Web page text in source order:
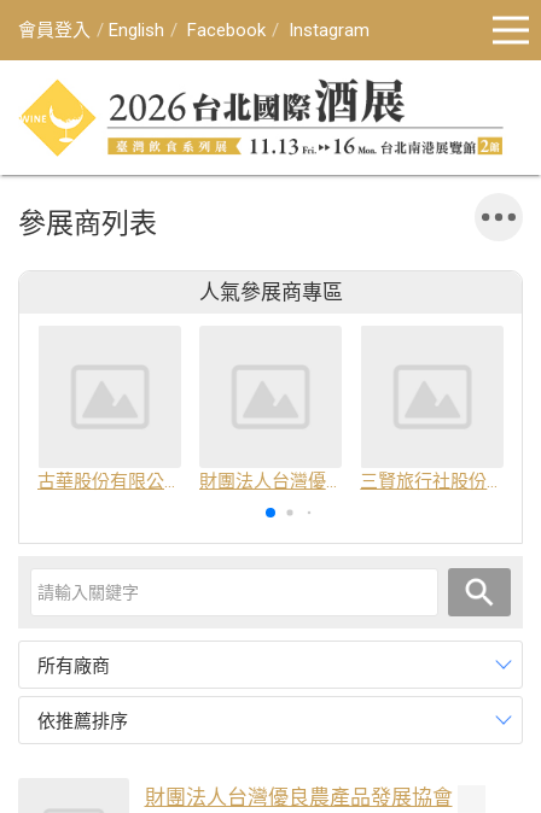
會員登入 English Facebook Instagram
參展商列表
人氣參展商專區
古華股份有限公司 財團法人台灣優良農產品發展協會 三賢旅行社股份有限公司
所有廠商
依推薦排序
財團法人台灣優良農產品發展協會